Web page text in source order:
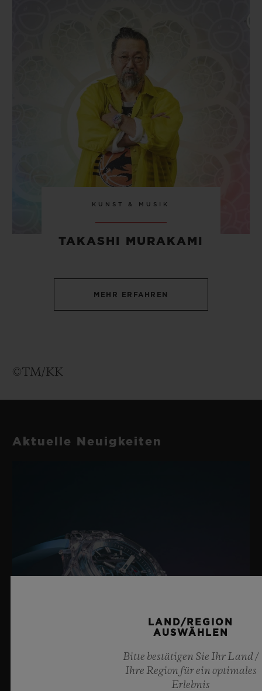
KUNST & MUSIK
TAKASHI MURAKAMI
MEHR ERFAHREN
©TM/KK
Aktuelle Neuigkeiten
LAND/REGION
AUSWÄHLEN
Bitte bestätigen Sie Ihr Land /
Ihre Region für ein optimales
Erlebnis